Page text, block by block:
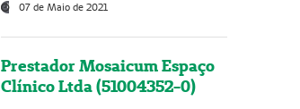
07 de Maio de 2021
Prestador Mosaicum Espaço
Clínico Ltda (51004352-0)